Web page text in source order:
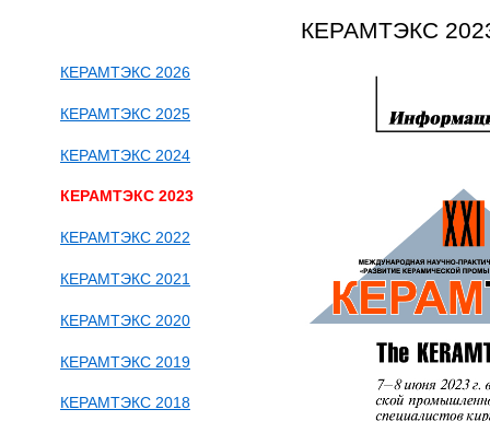
КЕРАМТЭКС
КЕРАМТЭКС 2026
КЕРАМТЭКС 2025
КЕРАМТЭКС 2024
КЕРАМТЭКС 2023
КЕРАМТЭКС 2022
КЕРАМТЭКС 2021
КЕРАМТЭКС 2020
КЕРАМТЭКС 2019
КЕРАМТЭКС 2018